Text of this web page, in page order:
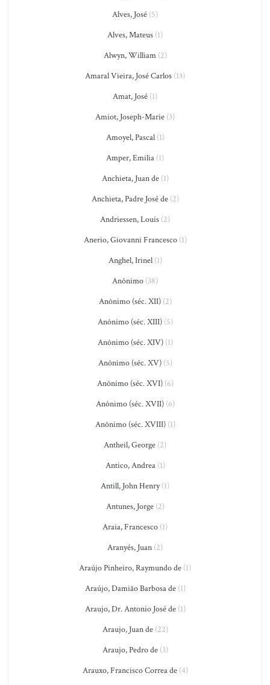
Alves, José (5)
Alves, Mateus (1)
Alwyn, William(2)
Amaral Vieira, José Carlos (13)
Amat, José (1)
Amiot, Joseph-Marie (3)
Amoyel, Pascal(1)
Amper, Emilia (1)
Anchieta, Juan de(1)
Anchieta, Padre José de(2)
Andriessen, Louis (2)
Anerio, Giovanni Francesco(1)
Anghel, Irinel(1)
Anônimo (38)
Anônimo (séc. XII)(2)
Anônimo (séc. XIII)(5)
Anônimo (séc. XIV)(1)
Anônimo (séc. XV)(5)
Anônimo (séc. XVI)(6)
Anônimo (séc. XVII)(6)
Anônimo (séc. XVIII)(1)
Antheil, George (2)
Antico, Andrea(1)
Antill, John Henry(1)
Antunes, Jorge(2)
Araia, Francesco (1)
Aranyés, Juan (2)
Araújo Pinheiro, Raymundo de (1)
Araújo, Damião Barbosa de(1)
Araujo, Dr. Antonio José de(1)
Araujo, Juan de(22)
Araujo, Pedro de(3)
Arauxo, Francisco Correa de(4)